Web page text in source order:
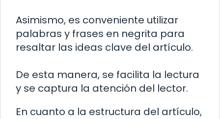
Asimismo, es conveniente utilizar
palabras y frases en negrita para
resaltar las ideas clave del artículo.
De esta manera, se facilita la lectura
y se captura la atención del lector.
En cuanto a la estructura del artículo,